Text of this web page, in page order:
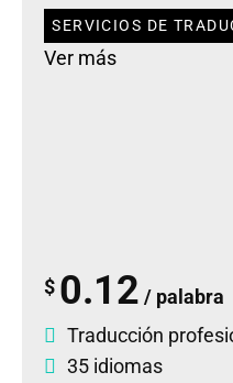
SERVICIOS DE
Ver más
$ 0.12 / palabra
Traducción
35 idiomas